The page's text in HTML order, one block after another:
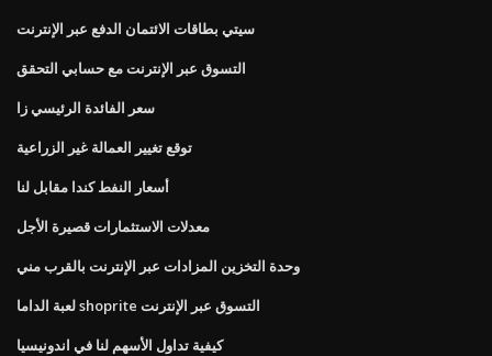
سيتي بطاقات الائتمان الدفع عبر الإنترنت
التسوق عبر الإنترنت مع حسابي التحقق
سعر الفائدة الرئيسي زا
توقع تغيير العمالة غير الزراعية
أسعار النفط كندا مقابل لنا
معدلات الاستثمارات قصيرة الأجل
وحدة التخزين المزادات عبر الإنترنت بالقرب مني
لعبة الداما shoprite التسوق عبر الإنترنت
كيفية تداول الأسهم لنا في اندونيسيا